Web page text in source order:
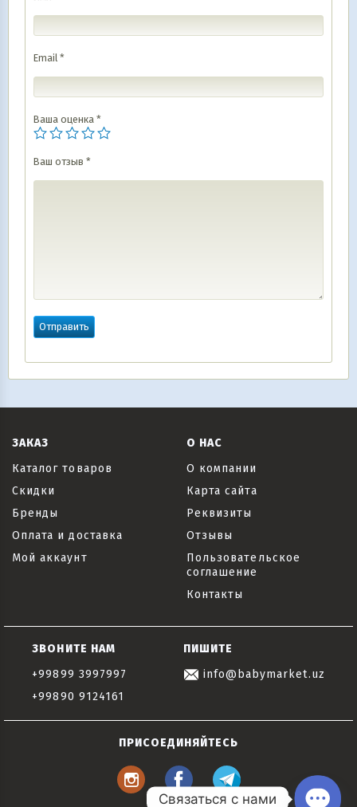
Email *
Ваша оценка *
Ваш отзыв *
ЗАКАЗ
Каталог товаров
Скидки
Бренды
Оплата и доставка
Мой аккаунт
О НАС
О компании
Карта сайта
Реквизиты
Отзывы
Пользовательское
соглашение
Контакты
ЗВОНИТЕ НАМ
+99899 3997997
+99890 9124161
ПИШИТЕ
info@babymarket.uz
ПРИСОЕДИНЯЙТЕСЬ
Связаться с нами